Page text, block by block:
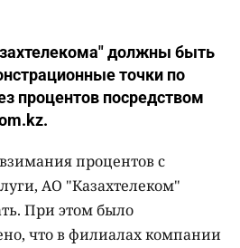
должны быть
точки по
процентов посредством
процентов с
АО "Казахтелеком"
При этом было
что в филиалах компании